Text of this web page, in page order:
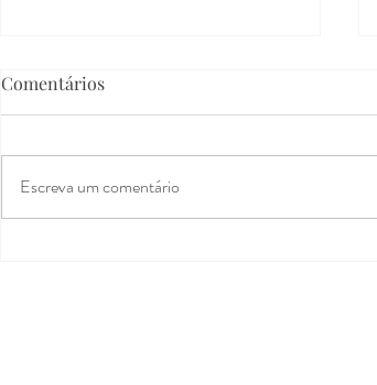
Comentários
Escreva um comentário